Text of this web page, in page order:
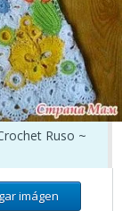
Ruso ~
imágen